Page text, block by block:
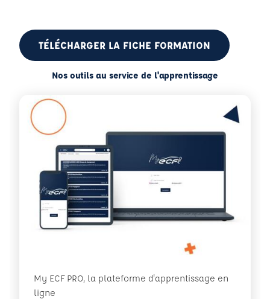
TÉLÉCHARGER LA FICHE FORMATION
Nos outils au service de l'apprentissage
My ECF PRO, la plateforme d'apprentissage en
ligne